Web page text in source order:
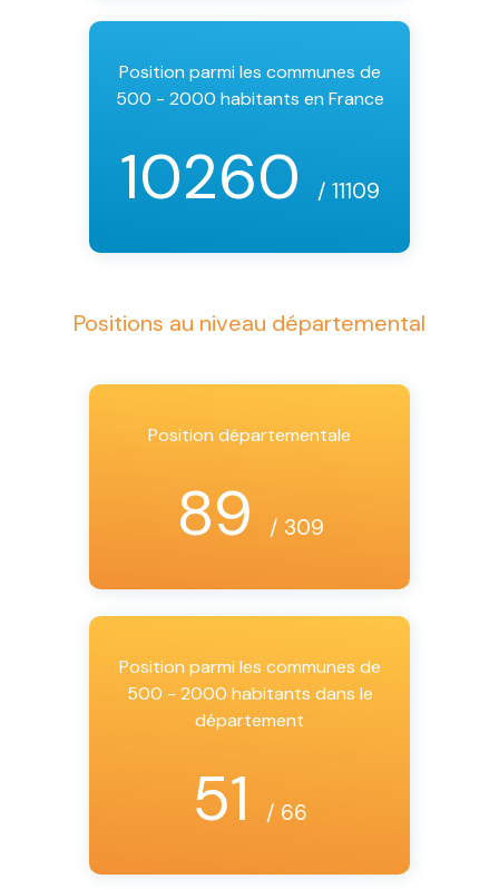
Position parmi les communes de
500 - 2000 habitants en France
10260 / 11109
Positions au niveau départemental
Position départementale
89 / 309
Position parmi les communes de
500 - 2000 habitants dans le
département
51 / 66